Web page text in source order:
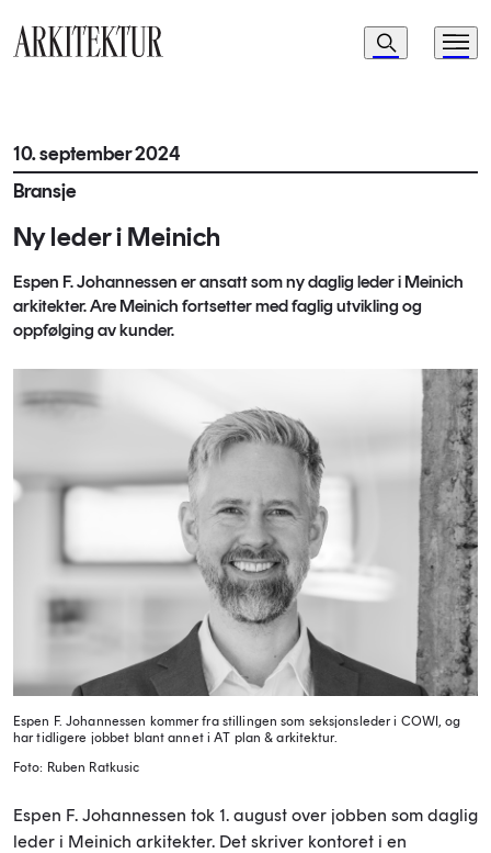
Navigasjon
Søk Meny
10. september 2024
Bransje
Ny leder i Meinich
Espen F. Johannessen er ansatt som ny daglig leder i Meinich
arkitekter. Are Meinich fortsetter med faglig utvikling og
oppfølging av kunder.
Espen F. Johannessen kommer fra stillingen som seksjonsleder i COWI, og
har tidligere jobbet blant annet i AT plan & arkitektur.
Foto: Ruben Ratkusic
Espen F. Johannessen tok 1. august over jobben som daglig
leder i Meinich arkitekter. Det skriver kontoret i en